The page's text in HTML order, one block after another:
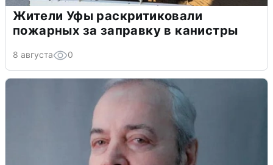
Жители Уфы раскритиковали
пожарных за заправку в канистры
8 августа 0